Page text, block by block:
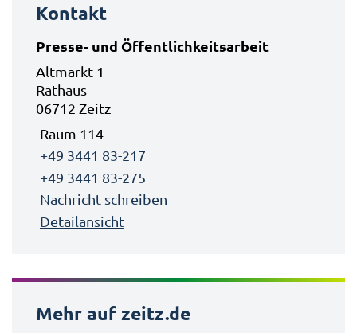
Kontakt
Presse- und Öffentlichkeitsarbeit
Altmarkt 1
Rathaus
06712 Zeitz
Raum 114
+49 3441 83-217
+49 3441 83-275
Nachricht schreiben
Detailansicht
Mehr auf zeitz.de